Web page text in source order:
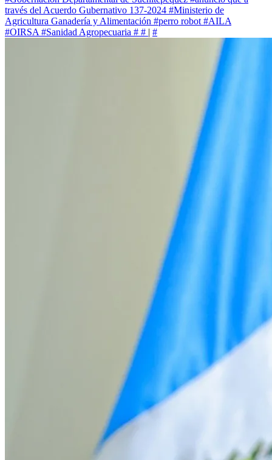
través del Acuerdo Gubernativo 137-2024 #Ministerio de
Agricultura Ganadería y Alimentación #perro robot #AILA
#OIRSA #Sanidad Agropecuaria # # | #